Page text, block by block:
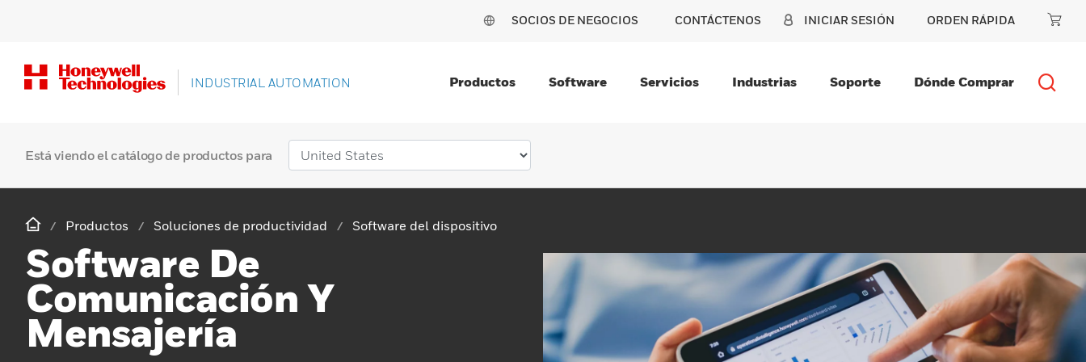
SOCIOS DE NEGOCIOS CONTÁCTENOS INICIAR SESIÓN ORDEN RÁPIDA
INDUSTRIAL AUTOMATION Productos Software Servicios Industrias Soporte Dónde Comprar
Está viendo el catálogo de productos para
Productos Soluciones de productividad Software del dispositivo
Software De
Comunicación Y
Mensajería